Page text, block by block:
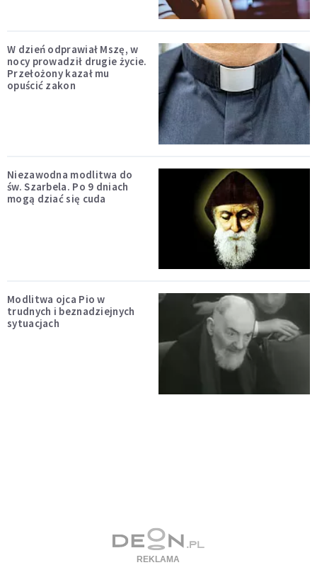
W dzień odprawiał Mszę, w
nocy prowadził drugie życie.
Przełożony kazał mu
opuścić zakon
Niezawodna modlitwa do
św. Szarbela. Po 9 dniach
mogą dziać się cuda
Modlitwa ojca Pio w
trudnych i beznadziejnych
sytuacjach